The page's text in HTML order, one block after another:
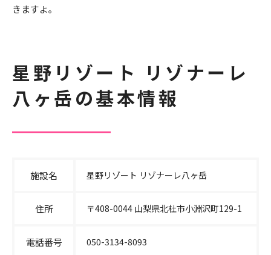
きますよ。
星野リゾート リゾナーレ
八ヶ岳の基本情報
施設名 星野リゾート リゾナーレ八ヶ岳
住所 〒408-0044 山梨県北杜市小淵沢町129-1
電話番号 050-3134-8093